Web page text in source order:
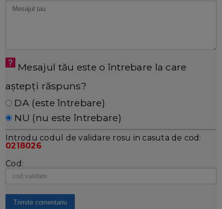
Mesajul tău este o întrebare la care
aștepți răspuns?
DA (este întrebare)
NU (nu este întrebare)
Introdu codul de validare rosu in casuta de cod:
0218026
Cod: